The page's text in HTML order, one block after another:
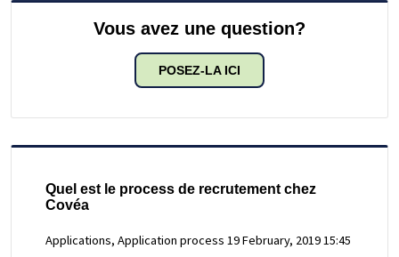
Vous avez une question?
POSEZ-LA ICI
Quel est le process de recrutement chez
Covéa
Applications, Application process 19 February, 2019 15:45